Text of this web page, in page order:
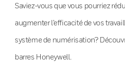
Saviez-vous que vous pourriez
augmenter l’efficacité de vos
système de numérisation?
barres Honeywell.